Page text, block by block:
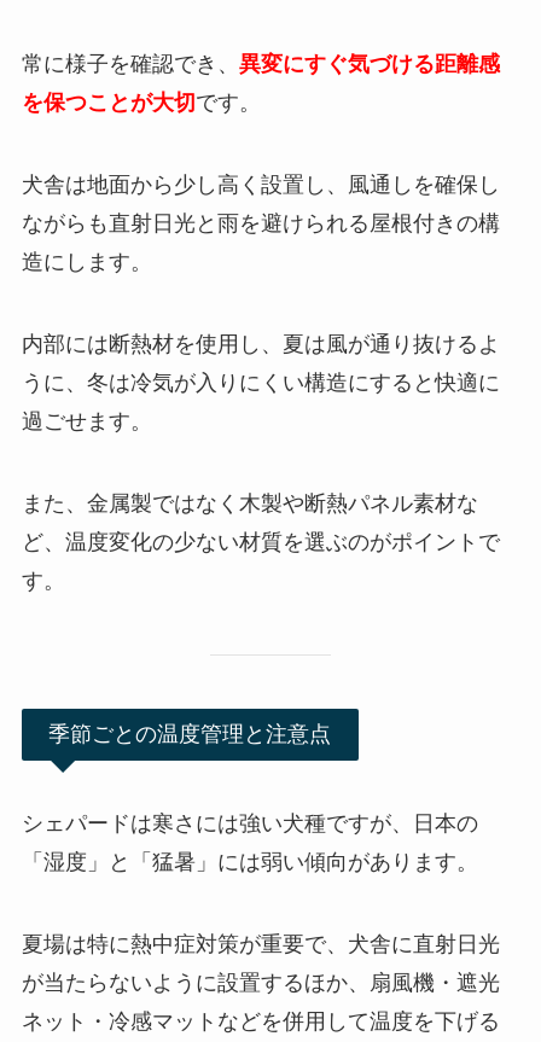
常に様子を確認でき、 異変にすぐ気づける距離感
を保つことが大切 です。
犬舎は地面から少し高く設置し、風通しを確保し
ながらも直射日光と雨を避けられる屋根付きの構
造にします。
内部には断熱材を使用し、夏は風が通り抜けるよ
うに、冬は冷気が入りにくい構造にすると快適に
過ごせます。
また、金属製ではなく木製や断熱パネル素材な
ど、温度変化の少ない材質を選ぶのがポイントで
す。
季節ごとの温度管理と注意点
シェパードは寒さには強い犬種ですが、日本の
「湿度」と「猛暑」には弱い傾向があります。
夏場は特に熱中症対策が重要で、犬舎に直射日光
が当たらないように設置するほか、扇風機・遮光
ネット・冷感マットなどを併用して温度を下げる